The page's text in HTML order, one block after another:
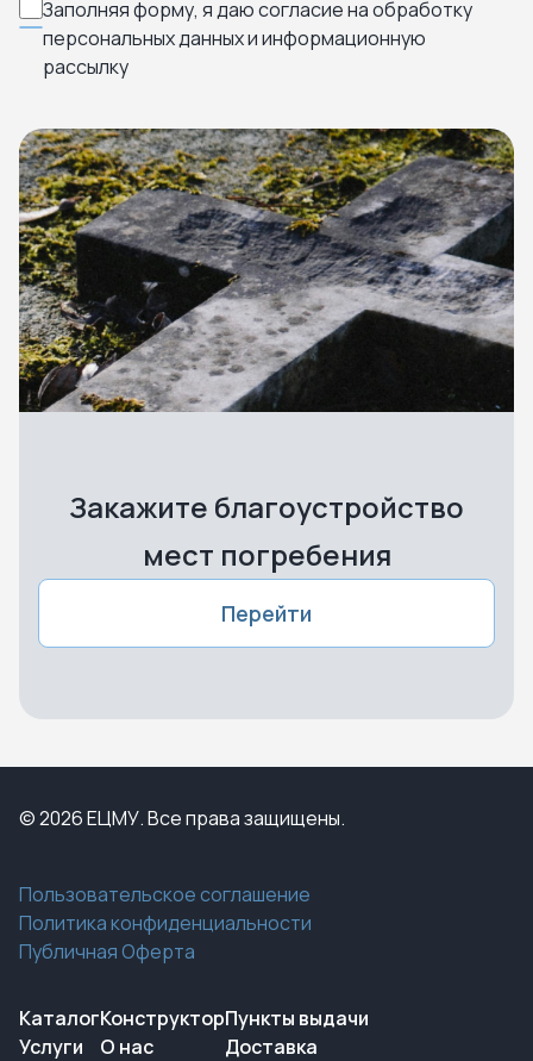
Заполняя форму, я даю согласие на обработку
персональных данных и информационную
рассылку
Закажите благоустройство
мест погребения
Перейти
© 2026 ЕЦМУ. Все права защищены.
Пользовательское соглашение
Политика конфиденциальности
Публичная Оферта
Каталог
Услуги
Конструктор
О нас
Пункты выдачи
Доставка